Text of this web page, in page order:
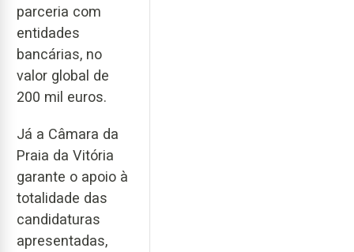
parceria com
entidades
bancárias, no
valor global de
200 mil euros.
Já a Câmara da
Praia da Vitória
garante o apoio à
totalidade das
candidaturas
apresentadas,